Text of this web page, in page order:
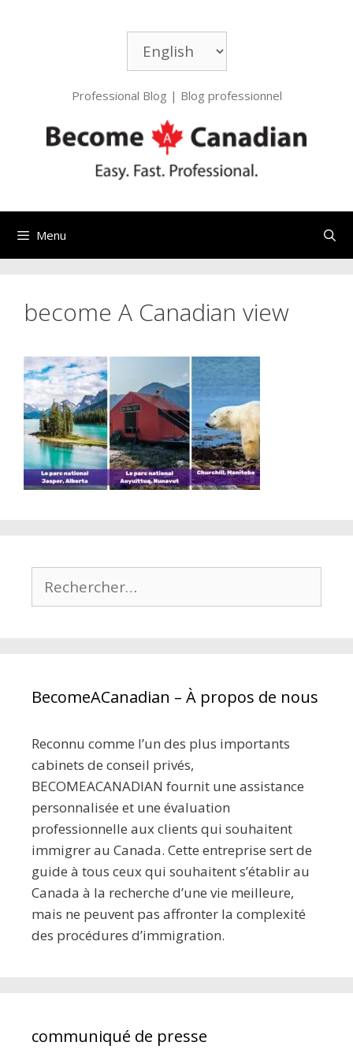
Choisir
une
langue
Professional Blog | Blog professionnel
Menu
become A Canadian view
Rechercher :
BecomeACanadian – À propos de nous
Reconnu comme l’un des plus importants
cabinets de conseil privés,
BECOMEACANADIAN fournit une assistance
personnalisée et une évaluation
professionnelle aux clients qui souhaitent
immigrer au Canada. Cette entreprise sert de
guide à tous ceux qui souhaitent s’établir au
Canada à la recherche d’une vie meilleure,
mais ne peuvent pas affronter la complexité
des procédures d’immigration.
communiqué de presse